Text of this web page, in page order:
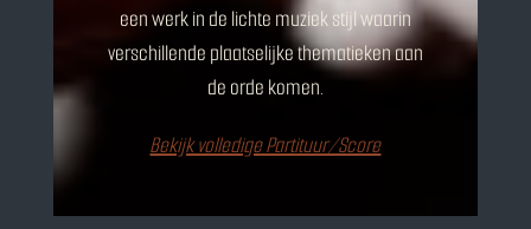
een werk in de lichte muziek stijl waarin
verschillende plaatselijke thematieken aan
de orde komen.
Bekijk volledige Partituur/Score